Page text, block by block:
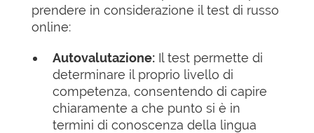
prendere in considerazione il test di russo
online:
Autovalutazione: Il test permette di
determinare il proprio livello di
competenza, consentendo di capire
chiaramente a che punto si è in
termini di conoscenza della lingua